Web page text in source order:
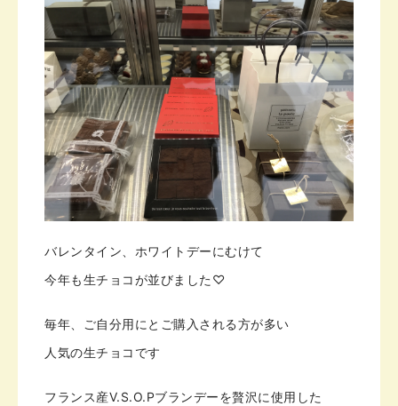
バレンタイン、ホワイトデーにむけて
今年も生チョコが並びました♡
毎年、ご自分用にと ご購入される方が多い
人気の生チョコです
フランス産V.S.O.Pブランデーを贅沢に使用した